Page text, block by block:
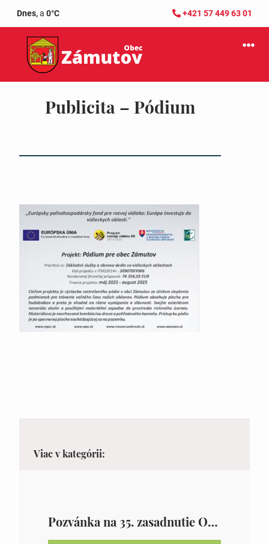
Dnes,a 0°C +421 57 449 63 01
Publicita – Pódium
Viac v kategórii:
Pozvánka na 35. zasadnutie OZ v Zámutove